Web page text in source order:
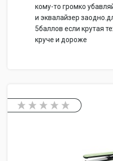
кому-то громко
и эквалайзер
5баллов если крутая
круче и дороже